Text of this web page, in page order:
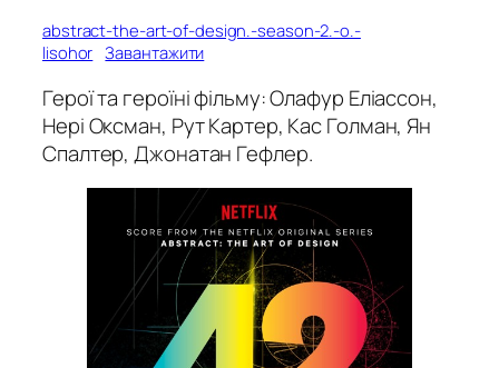
abstract-the-art-of-design.-season-2.-o.-
lisohor Завантажити
Герої та героїні фільму: Олафур Еліассон,
Нері Оксман, Рут Картер, Кас Голман, Ян
Спалтер, Джонатан Гефлер.